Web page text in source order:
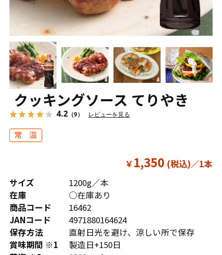
クッキングソース てりやき
4.2 （9） レビューを見る
￥ 1,350
サイズ 1200g／本
商品コード 16462
在庫 ○在庫あり
JANコード
4971880164624
保存方法
直射日光を避け、涼しい所で保存
賞味期間 ※1
製造日+150日